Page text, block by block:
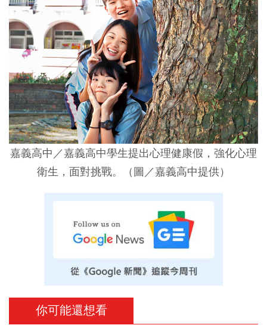
嘉義高中／嘉義高中學生提出心理健康假，強化心理
衛生，面對挑戰。（圖／嘉義高中提供）
你可能還想看